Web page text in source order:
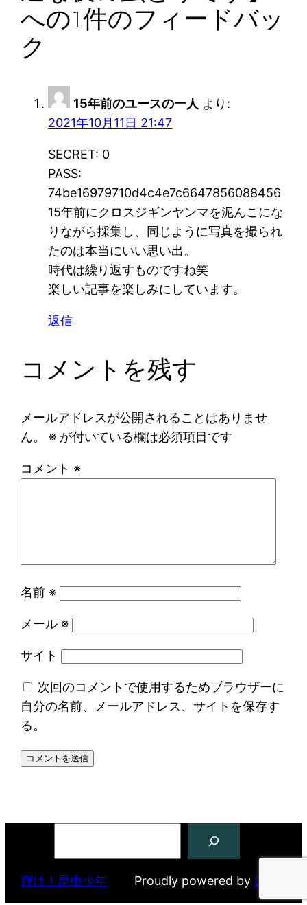
への1件のフィードバッ
ク
15年前のユースの一人 より:
2021年10月11日 21:47
SECRET: 0
PASS:
74be16979710d4c4e7c6647856088456
15年前にクロスジギンヤンマを泥んこにな
りながら採集し、同じように写真を撮られ
たのは本当にいい思い出。
時代は繰り返すものですね笑
楽しい記事を楽しみにしています。
返信
コメントを残す
メールアドレスが公開されることはありませ
ん。
※ が付いている欄は必須項目です
コメント ※
名前 ※
メール ※
サイト
次回のコメントで使用するためブラウザーに
自分の名前、メールアドレス、サイトを保存す
る。
輝け！昆虫少年 Proudly powered by Login